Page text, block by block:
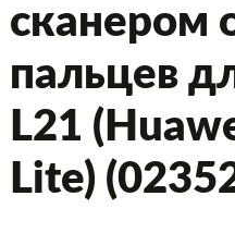
сканером
пальцев
L21
Lite)